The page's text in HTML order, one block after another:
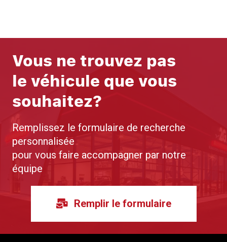
Vous ne trouvez pas
le véhicule que vous
souhaitez?
Remplissez le formulaire de recherche
personnalisée
pour vous faire accompagner par notre
équipe
Remplir le formulaire